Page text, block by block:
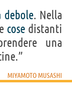
debole. Nella
cosedistanti
una
MIYAMOTO MUSASHI